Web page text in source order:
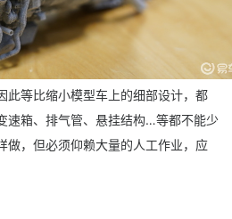
此等比缩小模型车上的细部设计，都
速箱、排气管、悬挂结构…等都不能少
做，但必须仰赖大量的人工作业，应